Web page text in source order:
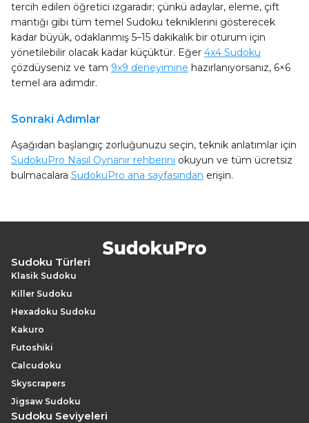
tercih edilen öğretici ızgaradır; çünkü adaylar, eleme, çift
mantığı gibi tüm temel Sudoku tekniklerini gösterecek
kadar büyük, odaklanmış 5–15 dakikalık bir oturum için
yönetilebilir olacak kadar küçüktür. Eğer 4x4 Sudoku
çözdüyseniz ve tam 9x9 deneyimine hazırlanıyorsanız, 6×6
temel ara adımdır.
Sonraki Adımlar
Aşağıdan başlangıç zorluğunuzu seçin, teknik anlatımlar için
SudokuPro Nasıl Oynanır rehberini okuyun ve tüm ücretsiz
bulmacalara SudokuPro ana sayfasından erişin.
Sudoku Türleri
Klasik Sudoku
Killer Sudoku
Hexadoku Sudoku
Kakuro
Futoshiki
Calcudoku
Skyscrapers
Jigsaw Sudoku
Sudoku Seviyeleri